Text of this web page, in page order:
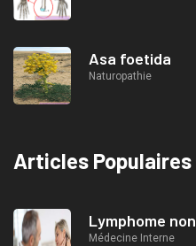
Asa foetida
Naturopathie
Articles Populaires
Lymphome
Médecine Interne